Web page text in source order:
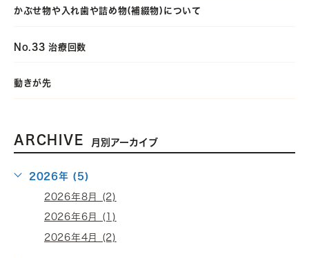
かぶせ物や入れ歯や詰め物(補綴物)について
No.33 治療回数
動きが先
ARCHIVE 月別アーカイブ
2026年 (5)
2026年8月 (2)
2026年6月 (1)
2026年4月 (2)